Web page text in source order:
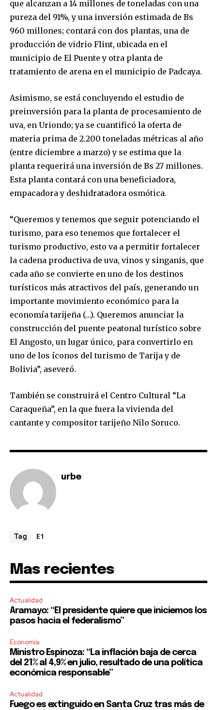
que alcanzan a 14 millones de toneladas con una
pureza del 91%, y una inversión estimada de Bs
960 millones; contará con dos plantas, una de
producción de vidrio Flint, ubicada en el
municipio de El Puente y otra planta de
tratamiento de arena en el municipio de Padcaya.
Asimismo, se está concluyendo el estudio de
preinversión para la planta de procesamiento de
uva, en Uriondo; ya se cuantificó la oferta de
materia prima de 2.200 toneladas métricas al año
(entre diciembre a marzo) y se estima que la
planta requerirá una inversión de Bs 27 millones.
Esta planta contará con una beneficiadora,
empacadora y deshidratadora osmótica.
“Queremos y tenemos que seguir potenciando el
turismo, para eso tenemos que fortalecer el
turismo productivo, esto va a permitir fortalecer
la cadena productiva de uva, vinos y singanis, que
cada año se convierte en uno de los destinos
turísticos más atractivos del país, generando un
importante movimiento económico para la
economía tarijeña (…). Queremos anunciar la
construcción del puente peatonal turístico sobre
El Angosto, un lugar único, para convertirlo en
uno de los íconos del turismo de Tarija y de
Bolivia”, aseveró.
También se construirá el Centro Cultural “La
Caraqueña”, en la que fuera la vivienda del
cantante y compositor tarijeño Nilo Soruco.
urbe
Tag E1
Mas recientes
Actualidad
Aramayo: “El presidente quiere que iniciemos los
pasos hacia el federalismo”
Economía
Ministro Espinoza: “La inflación baja de cerca
del 21% al 4,9% en julio, resultado de una política
económica responsable”
Actualidad
Fuego es extinguido en Santa Cruz tras más de